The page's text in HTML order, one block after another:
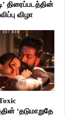
திரைப்படத்தின்
விழா
‘தடுமாறுதே